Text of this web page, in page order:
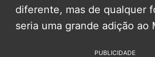
diferente, mas de qualquer
seria uma grande adição ao
PUBLICIDADE